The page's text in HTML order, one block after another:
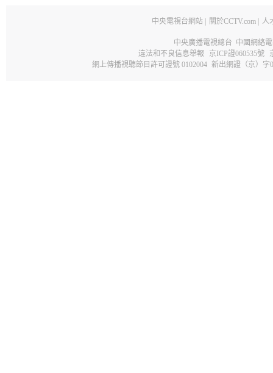
中央電視台網站 關於CCTV.com 人
中央廣播電視總台 中國網絡
違法和不良信息舉報
京ICP證060535號
網上傳播視聽節目許可證號 0102004 新出網證（京）